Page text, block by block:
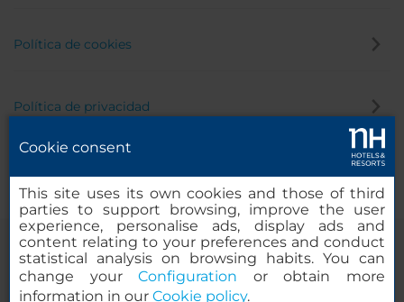
Política de cookies
Política de privacidad
Cookie consent
This site uses its own cookies and those of third
parties to support browsing, improve the user
experience, personalise ads, display ads and
content relating to your preferences and conduct
statistical analysis on browsing habits. You can
change yourConfiguration or obtain more
information in our Cookie policy.